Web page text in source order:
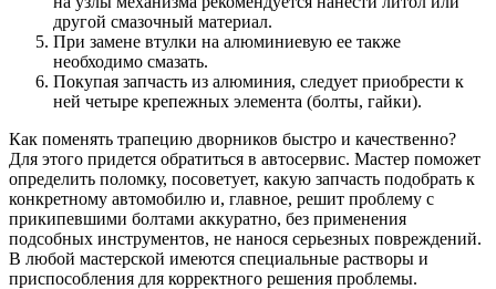
другой смазочный материал.
При замене втулки на алюминиевую ее также
необходимо смазать.
Покупая запчасть из алюминия, следует приобрести к
ней четыре крепежных элемента (болты, гайки).
Как поменять трапецию дворников быстро и качественно?
Для этого придется обратиться в автосервис. Мастер поможет
определить поломку, посоветует, какую запчасть подобрать к
конкретному автомобилю и, главное, решит проблему с
прикипевшими болтами аккуратно, без применения
подсобных инструментов, не нанося серьезных повреждений.
В любой мастерской имеются специальные растворы и
приспособления для корректного решения проблемы.